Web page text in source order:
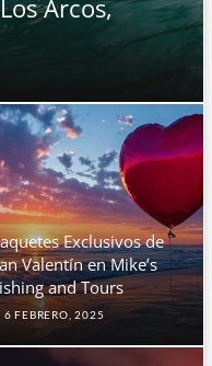
Arcos,
Exclusivos de
Valentín en Mike’s
and Tours
6 FEBRERO, 2025